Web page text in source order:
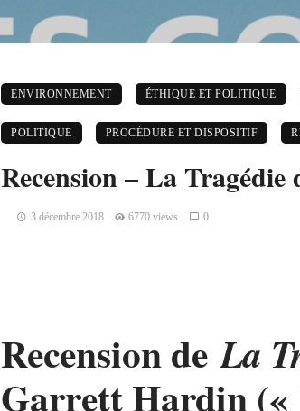
ENVIRONNEMENT ÉTHIQUE ET POLITIQUE
POLITIQUE PROCÉDURE ET DISPOSITIF
Recension – La
3 décembre 2018 6770 views 0
Recension de La
Garrett Hardin («